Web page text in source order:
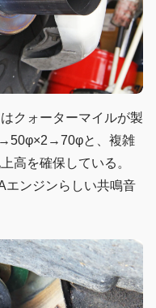
クォーターマイルが製
と、複雑
高を確保している。
エンジンらしい共鳴音